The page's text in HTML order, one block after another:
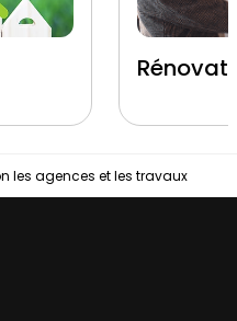
les agences et les travaux